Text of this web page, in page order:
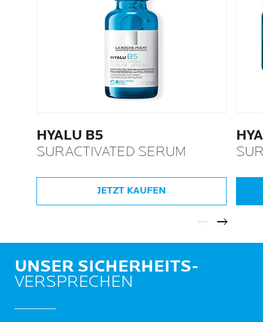
HYALU B5
SURACTIVATED SERUM
JETZT KAUFEN
UNSER SICHERHEITS-
VERSPRECHEN